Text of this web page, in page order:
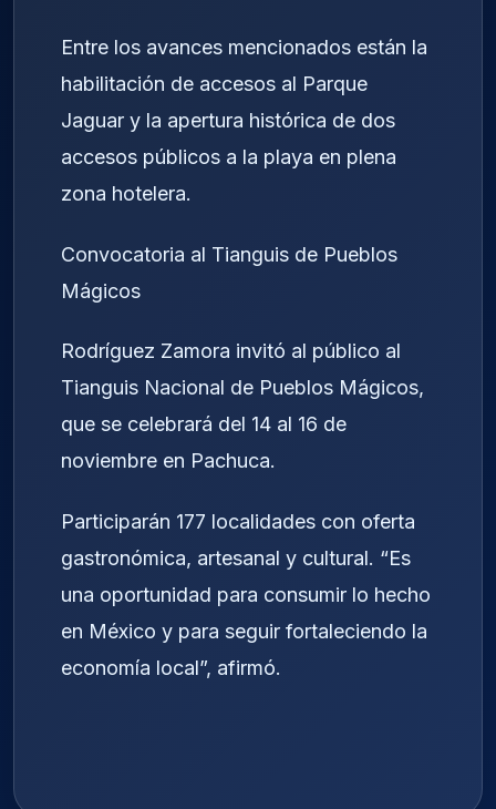
Entre los avances mencionados están la
habilitación de accesos al Parque
Jaguar y la apertura histórica de dos
accesos públicos a la playa en plena
zona hotelera.
Convocatoria al Tianguis de Pueblos
Mágicos
Rodríguez Zamora invitó al público al
Tianguis Nacional de Pueblos Mágicos,
que se celebrará del 14 al 16 de
noviembre en Pachuca.
Participarán 177 localidades con oferta
gastronómica, artesanal y cultural. “Es
una oportunidad para consumir lo hecho
en México y para seguir fortaleciendo la
economía local”, afirmó.